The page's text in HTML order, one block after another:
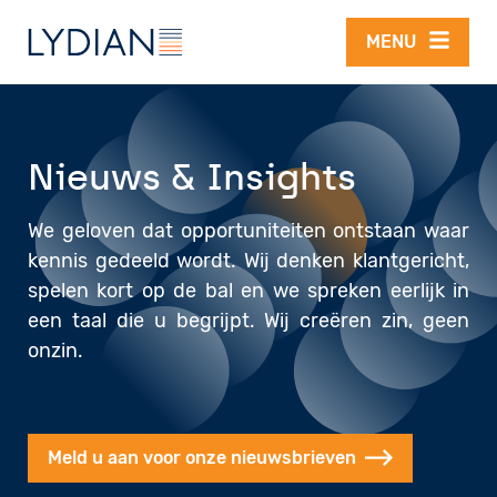
Overslaan en naar de inhoud gaan
MENU
Nieuws & Insights
We geloven dat opportuniteiten ontstaan waar
kennis gedeeld wordt. Wij denken klantgericht,
spelen kort op de bal en we spreken eerlijk in
een taal die u begrijpt. Wij creëren zin, geen
onzin.
Meld u aan voor onze nieuwsbrieven